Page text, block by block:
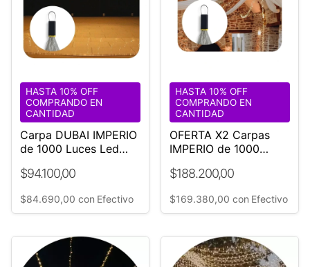
Carpa DUBAI IMPERIO
de 1000 Luces Led
$94.100,00
HASTA 10% OFF
COMPRANDO EN
CANTIDAD
$84.690,00 con Efectivo
OFERTA X2 Carpas
IMPERIO de 1000
mt
$188.200,00
HASTA 10% OFF
COMPRANDO EN
CANTIDAD
$169.380,00 con Efectivo